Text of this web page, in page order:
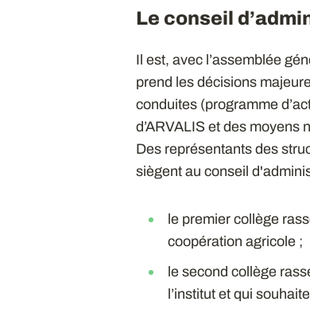
Le conseil
Il est, avec l’assemblée
prend les décisions
conduites (programme
d’ARVALIS et des
Des représentants des
siègent au conseil
le premier collège
coopération agricole ;
le second collège
l’institut et qui